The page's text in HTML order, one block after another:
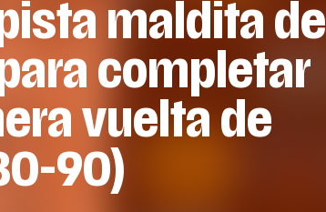
maldita de
completar
vuelta de
90)